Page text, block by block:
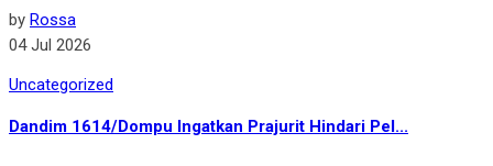
by Rossa
04 Jul 2026
Uncategorized
Dandim 1614/Dompu Ingatkan Prajurit Hindari Pel...